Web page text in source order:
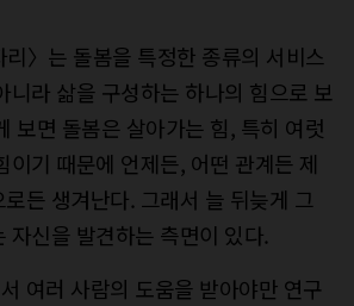
리〉는 돌봄을 특정한 종류의 서비스
니라 삶을 구성하는 하나의 힘으로 보
보면 돌봄은 살아가는 힘, 특히 여럿
이기 때문에 언제든, 어떤 관계든 제
든 생겨난다. 그래서 늘 뒤늦게 그
자신을 발견하는 측면이 있다.
여러 사람의 도움을 받아야만 연구